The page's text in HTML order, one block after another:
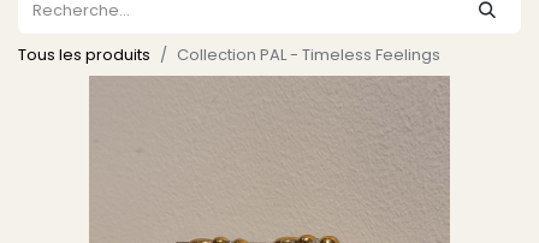
Tous les produits Collection PAL - Timeless Feelings